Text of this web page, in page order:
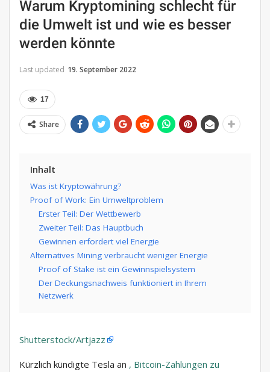
Warum Kryptomining schlecht für
die Umwelt ist und wie es besser
werden könnte
Last updated 19. September 2022
17
Share
Inhalt
Was ist Kryptowährung?
Proof of Work: Ein Umweltproblem
Erster Teil: Der Wettbewerb
Zweiter Teil: Das Hauptbuch
Gewinnen erfordert viel Energie
Alternatives Mining verbraucht weniger Energie
Proof of Stake ist ein Gewinnspielsystem
Der Deckungsnachweis funktioniert in Ihrem
Netzwerk
Shutterstock/Artjazz
Kürzlich kündigte Tesla an , Bitcoin-Zahlungen zu